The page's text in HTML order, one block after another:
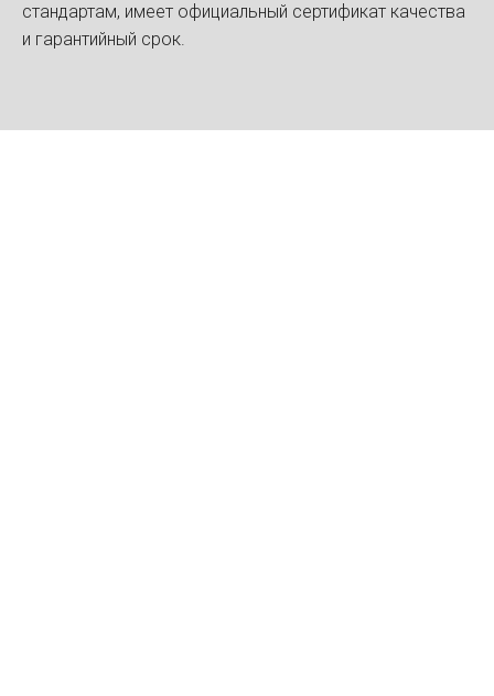
стандартам, имеет официальный сертификат качества
и гарантийный срок.